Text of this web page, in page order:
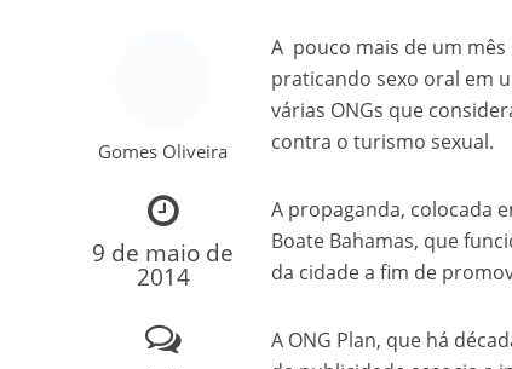
Como o
Gomes Oliveira
9 de maio de
2014
A pouco mais de um
praticando sexo oral em
várias ONGs que
contra o turismo sexual.
A propaganda, colocada
Boate Bahamas, que
da cidade a fim de
A ONG Plan, que há